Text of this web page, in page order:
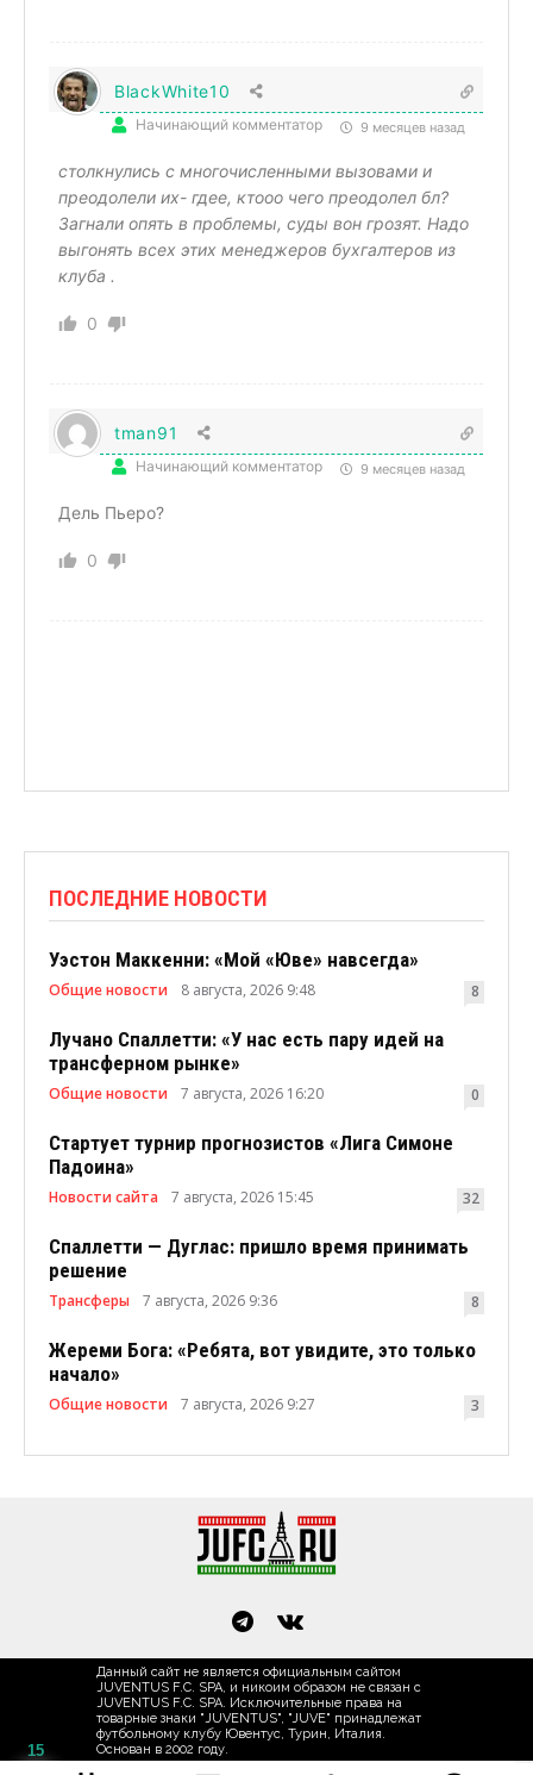
BlackWhite10
Начинающий комментатор 9 месяцев назад
столкнулись с многочисленными вызовами и
преодолели их- гдее, ктооо чего преодолел бл?
Загнали опять в проблемы, суды вон грозят. Надо
выгонять всех этих менеджеров бухгалтеров из
клуба .
0
tman91
Начинающий комментатор 9 месяцев назад
Дель Пьеро?
0
ПОСЛЕДНИЕ НОВОСТИ
Уэстон Маккенни: «Мой «Юве» навсегда»
Общие новости 8 августа, 2026 9:48 8
Лучано Спаллетти: «У нас есть пару идей на
трансферном рынке»
Общие новости 7 августа, 2026 16:20 0
Стартует турнир прогнозистов «Лига Симоне
Падоина»
Новости сайта 7 августа, 2026 15:45 32
Спаллетти — Дуглас: пришло время принимать
решение
Трансферы 7 августа, 2026 9:36 8
Жереми Бога: «Ребята, вот увидите, это только
начало»
Общие новости 7 августа, 2026 9:27 3
Данный сайт не является официальным сайтом
JUVENTUS F.C. SPA, и никоим образом не связан с
JUVENTUS F.C. SPA. Исключительные права на
товарные знаки "JUVENTUS", "JUVE" принадлежат
футбольному клубу Ювентус, Турин, Италия.
Основан в 2002 году.
15